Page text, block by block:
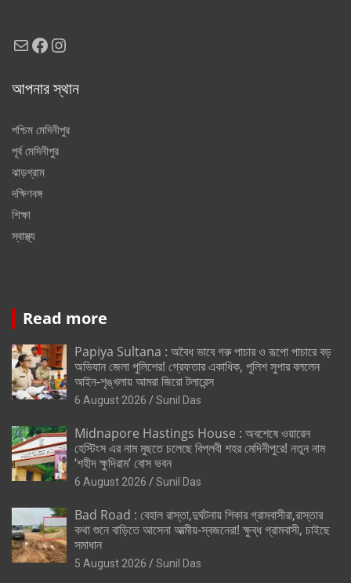
MailFacebook
Instagram
আপনার স্থান
পশ্চিম মেদিনীপুর
পূর্ব মেদিনীপুর
ঝাড়গ্রাম
দক্ষিণবঙ্গ
শিক্ষা
স্বাস্থ্য
Read more
Papiya Sultana : অবৈধ ভাবে গরু পাচার ও রূপো পাচারে বড়
অভিযান জেলা পুলিশের! গ্রেফতার একাধিক, পুলিশ সুপার বললেন
আইন-শৃঙ্খলায় আমরা জিরো টলারেন্স
6 August 2026 Sunil Das
Midnapore Hastings House : অবশেষে ওয়ারেন
হেস্টিংস এর নাম মুছতে চলেছে বিপ্লবী শহর মেদিনীপুরে! নতুন নাম
‘শহীদ ক্ষুদিরাম’ বোস ভবন
6 August 2026 Sunil Das
Bad Road : বেহাল রাস্তা,দুর্ঘটনায় শিকার গ্রামবাসীরা,রাস্তার
কথা শুনে বাড়িতে আসেনা আত্মীয়-স্বজনেরা! ক্ষুব্ধ গ্রামবাসী, চাইছে
সমাধান
5 August 2026 Sunil Das